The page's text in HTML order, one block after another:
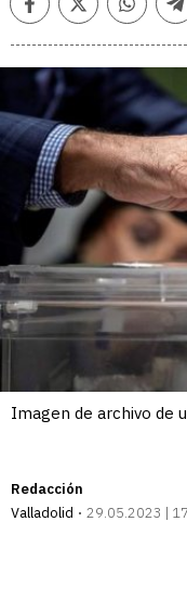
FacebookTwitter
Imagen de archivo de
Redacción
Valladolid
29.05.2023 |